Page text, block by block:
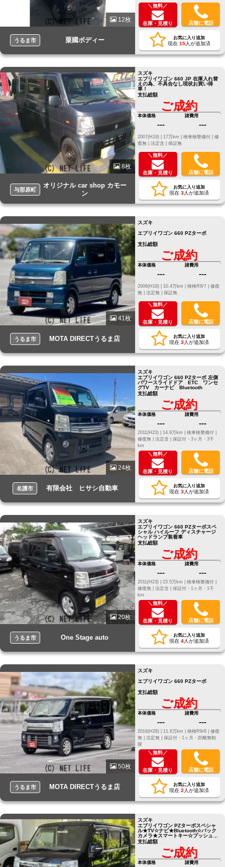
12枚
うるま市 粟國ボディー
＼無料／
在庫・見積り 店舗に電話
お気に入り追加
現在 15人が追加済
8枚
与那原町
オリジナル car shop カモー
ン
スズキ
エブリイワゴン 660 JP 在庫入れ替
えの為、不具合なし現状お買い得
車！
支払総額
ご成約
本体価格
---
諸費用
---
修
復無 | 法定含 | 保証無
＼無料／
在庫・見積り 店舗に電話
お気に入り追加
現在 3人が追加済
41枚
うるま市 MOTA DIRECTうるま店
スズキ
エブリイワゴン 660 PZターボ
支払総額
ご成約
本体価格
---
諸費用
---
修復
無 | 法定無 | 保証無
＼無料／
在庫・見積り 店舗に電話
お気に入り追加
現在 3人が追加済
24枚
名護市 有限会社 ヒサシ自動車
スズキ
エブリイワゴン 660 PZターボ 左側
パワースライドドア ETC ワンセ
グTV カーナビ Bluetooth
支払総額
ご成約
本体価格
---
諸費用
---
2011(H23) | 14.9万km |
検車検整備付 |
修復無 | 法定含 | 保証付・3ヶ月・3千
km
＼無料／
在庫・見積り 店舗に電話
お気に入り追加
現在 3人が追加済
20枚
うるま市 One Stage auto
スズキ
エブリイワゴン 660 PZターボスペ
シャル ハイルーフ ディスチャージ
ヘッドランプ装着車
支払総額
ご成約
本体価格
---
諸費用
---
2011(H23) | 15.5万km |
検車検整備付 |
修復無 | 法定含 | 保証付・1ヶ月・1千
km
＼無料／
在庫・見積り 店舗に電話
お気に入り追加
現在 4人が追加済
50枚
うるま市 MOTA DIRECTうるま店
スズキ
エブリイワゴン 660 PZターボ
支払総額
ご成約
本体価格
---
諸費用
---
2016(H28) | 11.6万km | 検検R9/8 | 修復
無 | 法定無 | 保証付・1ヶ月・距離無制
限
＼無料／
在庫・見積り 店舗に電話
お気に入り追加
現在 2 人が追加済
スズキ
エブリイワゴン PZターボスペシャ
ル★TV☆ナビ★Bluetooth☆バック
カメラ★スマートキー☆プッシュス
タート★両側パワースライド☆無事
故車★早い者勝ち☆ ●他店にてロー
ンNGだったお客様でもお気軽にご
相談ください●LINE ID[@805icatl]
支払総額
ご成約
本体価格 諸費用